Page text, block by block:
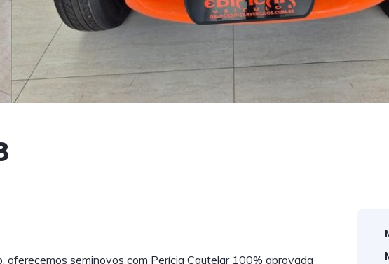
oferecemos seminovos com Perícia Cautelar 100% aprovada